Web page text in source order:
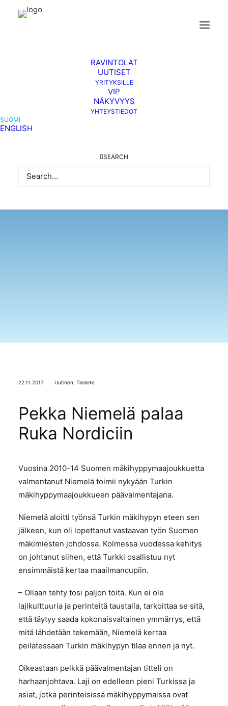
­RAVINTOLAT
UUTISET
YRITYKSILLE
VIP
NÄKYVYYS
YHTEYSTIEDOT
SUOMI
ENGLISH
SEARCH
22.11.2017 Uutinen Tiedote
Pekka Niemelä palaa
Ruka Nordiciin
Vuosina 2010-14 Suomen mäkihyppymaajoukkuetta
valmentanut Niemelä toimii nykyään Turkin
mäkihyppymaajoukkueen päävalmentajana.
Niemelä aloitti työnsä Turkin mäkihypyn eteen sen
jälkeen, kun oli lopettanut vastaavan työn Suomen
mäkimiesten johdossa. Kolmessa vuodessa kehitys
on johtanut siihen, että Turkki osallistuu nyt
ensimmäistä kertaa maailmancupiin.
– Ollaan tehty tosi paljon töitä. Kun ei ole
lajikulttuuria ja perinteitä taustalla, tarkoittaa se sitä,
että täytyy saada kokonaisvaltainen ymmärrys, että
mitä lähdetään tekemään, Niemelä kertaa
peilatessaan Turkin mäkihypyn tilaa ennen ja nyt.
Oikeastaan pelkkä päävalmentajan titteli on
harhaanjohtava. Laji on edelleen pieni Turkissa ja
asiat, jotka perinteisissä mäkihyppymaissa ovat